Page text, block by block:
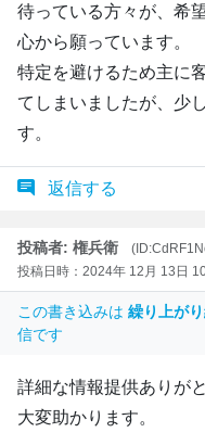
待っている方々が、希
心から願っています。
特定を避けるため主に
てしまいましたが、少
す。
返信する
投稿者: 権兵衛
投稿日時：2024年 12月 13日
この書き込みは 繰り上が
信です
詳細な情報提供ありが
大変助かります。